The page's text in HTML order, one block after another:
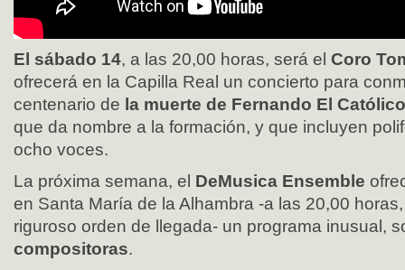
El sábado 14, a las 20,00 horas, será el Coro
ofrecerá en la Capilla Real un concierto para
centenario de la muerte de Fernando El Católico
que da nombre a la formación, y que incluyen
ocho voces.
La próxima semana, el DeMusica Ensemble
en Santa María de la Alhambra -a las 20,00
riguroso orden de llegada- un programa inusual,
compositoras.